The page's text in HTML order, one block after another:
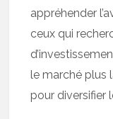
appréhender
ceux qui
le marché plus
pour diversifier